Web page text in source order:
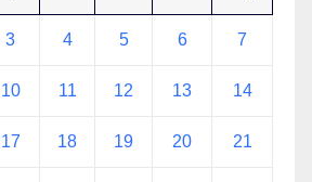
3 4 5 6 7
10 11 12 13 14
17 18 19 20 21